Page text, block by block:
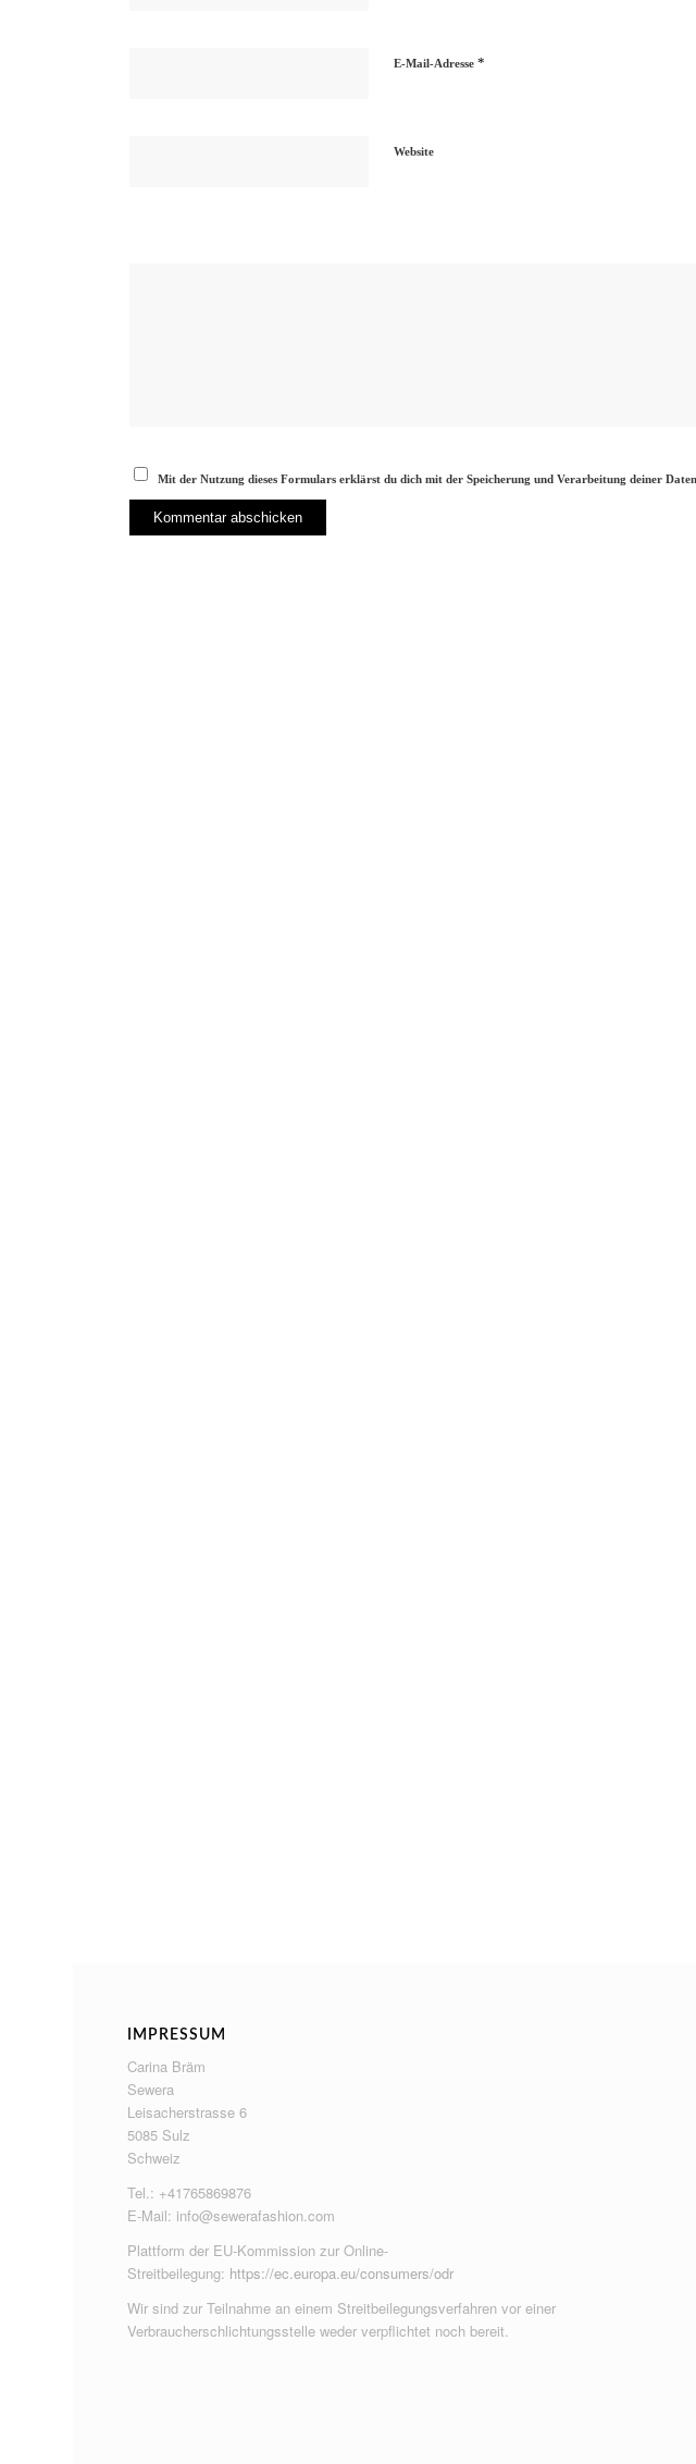
E-Mail-Adresse*
Website
Mit der Nutzung dieses Formulars erklärst du dich mit der Speicherung und Verarbeitung deiner
IMPRESSUM
Carina Bräm
Sewera
Leisacherstrasse 6
5085 Sulz
Schweiz
Tel.: +41765869876
E-Mail: info@sewerafashion.com
Plattform der EU-Kommission zur Online-
Streitbeilegung: https://ec.europa.eu/consumers/odr
Wir sind zur Teilnahme an einem Streitbeilegungsverfahren vor einer
Verbraucherschlichtungsstelle weder verpflichtet noch bereit.